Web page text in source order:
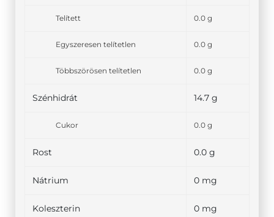
Telített 0.0 g
Egyszeresen telítetlen 0.0 g
Többszörösen telítetlen 0.0 g
Szénhidrát 14.7 g
Cukor 0.0 g
Rost 0.0 g
Nátrium 0 mg
Koleszterin 0 mg